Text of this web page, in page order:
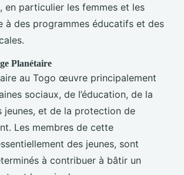
en particulier les femmes et les
à des programmes éducatifs et des
Planétaire
au Togo œuvre principalement
sociaux, de l’éducation, de la
jeunes, et de la protection de
Les membres de cette
des jeunes, sont
à contribuer à bâtir un